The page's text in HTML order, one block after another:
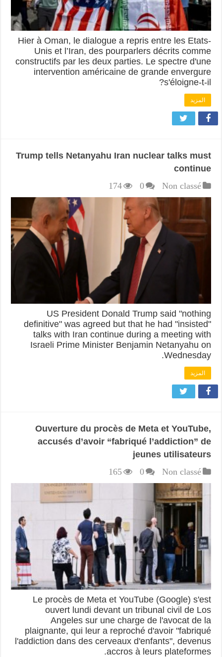
Hier à Oman, le dialogue a repris entre les Etats-
Unis et l’Iran, des pourparlers décrits comme
constructifs par les deux parties. Le spectre d'une
intervention américaine de grande envergure
s'éloigne-t-il?
المزيد
Trump tells Netanyahu Iran nuclear talks must
continue
Non classé
0
174
US President Donald Trump said "nothing
definitive" was agreed but that he had "insisted"
talks with Iran continue during a meeting with
Israeli Prime Minister Benjamin Netanyahu on
Wednesday.
المزيد
Ouverture du procès de Meta et YouTube,
accusés d’avoir “fabriqué l’addiction” de
jeunes utilisateurs
Non classé
0
165
Le procès de Meta et YouTube (Google) s'est
ouvert lundi devant un tribunal civil de Los
Angeles sur une charge de l'avocat de la
plaignante, qui leur a reproché d'avoir "fabriqué
l'addiction dans des cerveaux d'enfants", devenus
accros à leurs plateformes.